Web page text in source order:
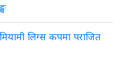
लिग्स कपमा पराजित